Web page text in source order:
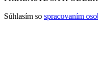
Súhlasím so spracovaním